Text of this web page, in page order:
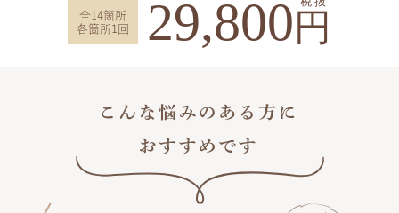
全14箇所
各箇所1回
29,800円